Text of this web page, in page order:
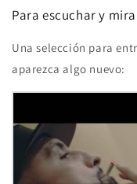
Para escuchar y
Una selección para
aparezca algo nuevo: